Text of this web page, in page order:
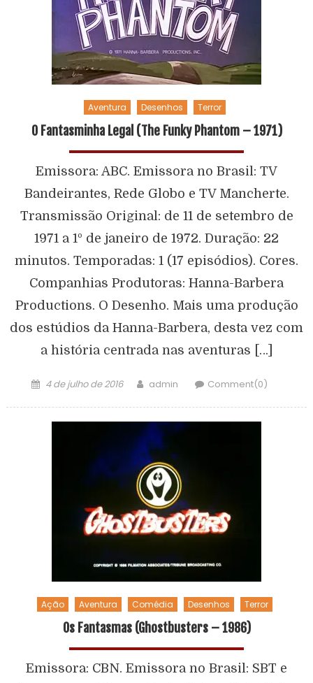
Aventura Desenhos Terror
O Fantasminha Legal (The Funky Phantom – 1971)
Emissora: ABC. Emissora no Brasil: TV
Bandeirantes, Rede Globo e TV Mancherte.
Transmissão Original: de 11 de setembro de
1971 a 1º de janeiro de 1972. Duração: 22
minutos. Temporadas: 1 (17 episódios). Cores.
Companhias Produtoras: Hanna-Barbera
Productions. O Desenho. Mais uma produção
dos estúdios da Hanna-Barbera, desta vez com
a história centrada nas aventuras […]
4 de julho de 2016 admin Comment(0)
Ação Aventura Comédia Desenhos Terror
Os Fantasmas (Ghostbusters – 1986)
Emissora: CBN. Emissora no Brasil: SBT e